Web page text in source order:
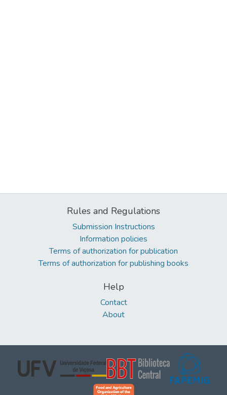
Rules and Regulations
Submission Instructions
Information policies
Terms of authorization for publication
Terms of authorization for publishing books
Help
Contact
About